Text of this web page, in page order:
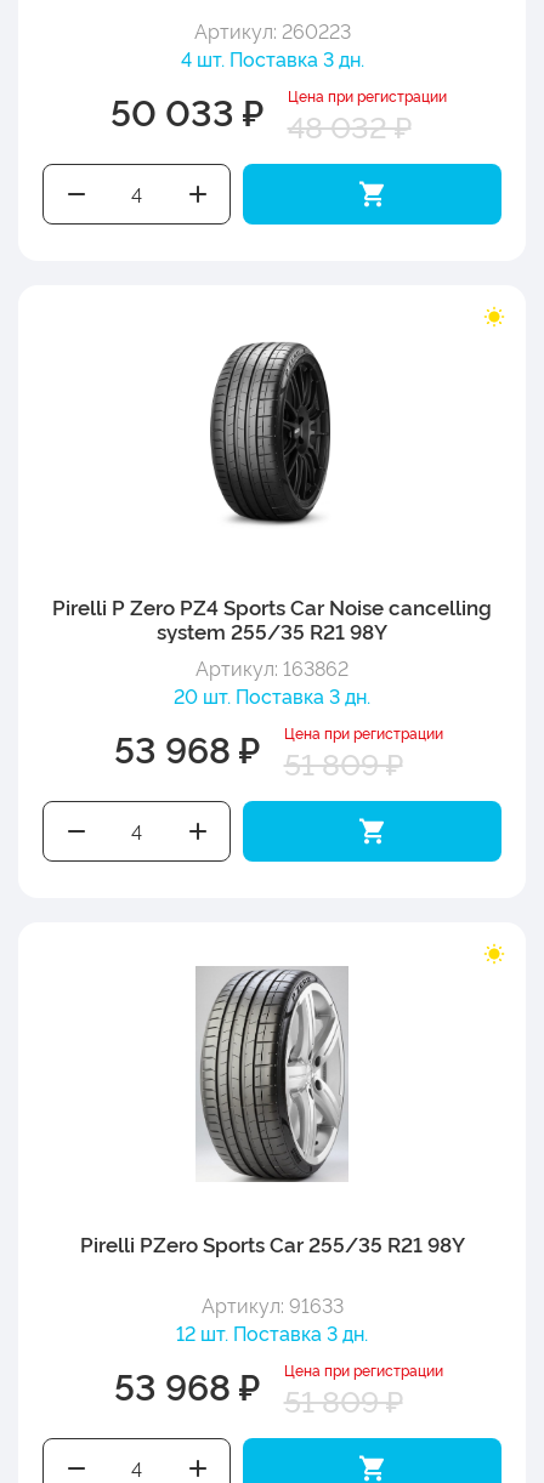
Артикул: 260223
4 шт. Поставка 3 дн.
50 033 ₽ Цена при регистрации
48 032 ₽
Pirelli P Zero PZ4 Sports Car Noise cancelling
system 255/35 R21 98Y
Артикул: 163862
20 шт. Поставка 3 дн.
53 968 ₽ Цена при регистрации
51 809 ₽
Pirelli PZero Sports Car 255/35 R21 98Y
Артикул: 91633
12 шт. Поставка 3 дн.
53 968 ₽ Цена при регистрации
51 809 ₽